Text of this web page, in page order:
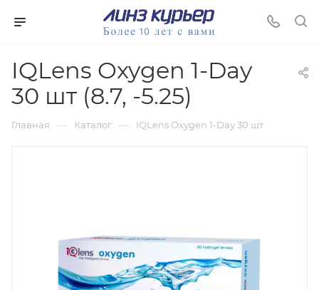
IQLens Oxygen 1-Day
30 шт (8.7, -5.25)
Главная — Каталог — IQLens Oxygen 1-Day 30 шт